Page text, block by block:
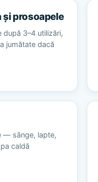
și prosoapele
după 3–4 utilizări,
jumătate dacă
— sânge, lapte,
caldă